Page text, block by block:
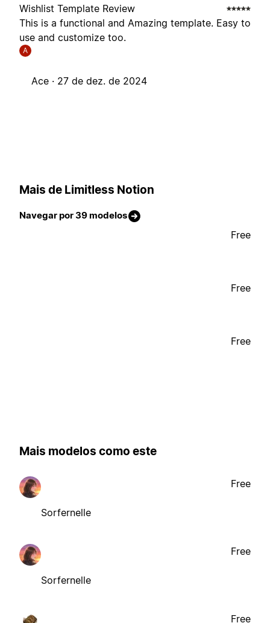
Wishlist Template Review
This is a functional and Amazing template. Easy to
use and customize too.
A
Ace · 27 de dez. de 2024
Mais de Limitless Notion
Navegar por 39 modelos
Free
Free
Free
Mais modelos como este
Sorfernelle
Free
Sorfernelle
Free
Free